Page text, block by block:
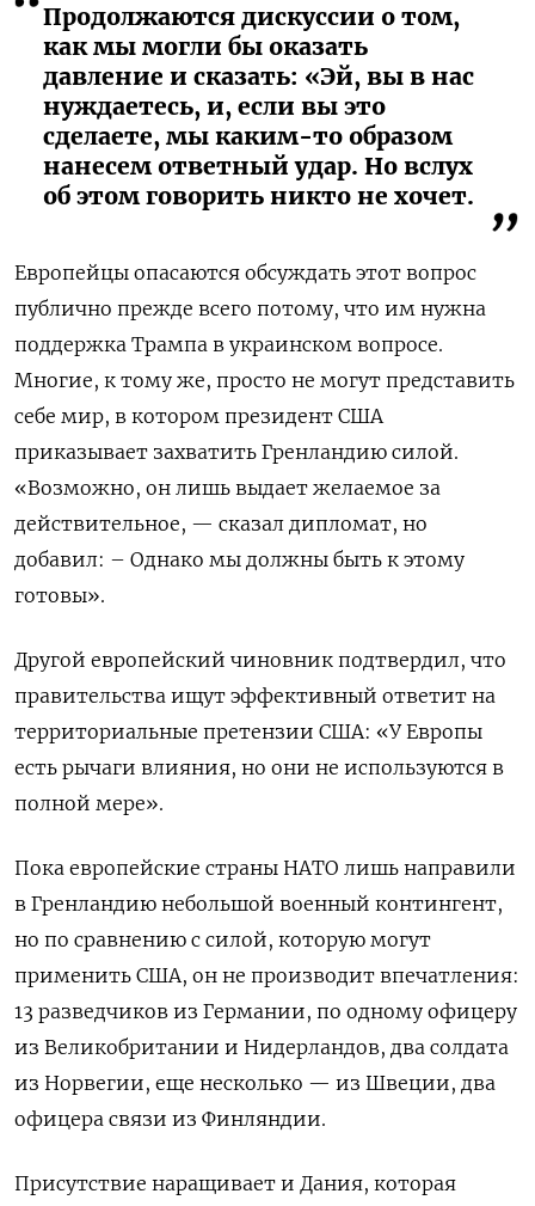
Продолжаются дискуссии о том,
как мы могли бы оказать
давление и сказать: «Эй, вы в нас
нуждаетесь, и, если вы это
сделаете, мы каким-то образом
нанесем ответный удар. Но вслух
об этом говорить никто не хочет.
Европейцы опасаются обсуждать этот вопрос
публично прежде всего потому, что им нужна
поддержка Трампа в украинском вопросе.
Многие, к тому же, просто не могут представить
себе мир, в котором президент США
приказывает захватить Гренландию силой.
«Возможно, он лишь выдает желаемое за
действительное, — сказал дипломат, но
добавил: – Однако мы должны быть к этому
готовы».
Другой европейский чиновник подтвердил, что
правительства ищут эффективный ответит на
территориальные претензии США: «У Европы
есть рычаги влияния, но они не используются в
полной мере».
Пока европейские страны НАТО лишь направили
в Гренландию небольшой военный контингент,
но по сравнению с силой, которую могут
применить США, он не производит впечатления:
13 разведчиков из Германии, по одному офицеру
из Великобритании и Нидерландов, два солдата
из Норвегии, еще несколько — из Швеции, два
офицера связи из Финляндии.
Присутствие наращивает и Дания, которая